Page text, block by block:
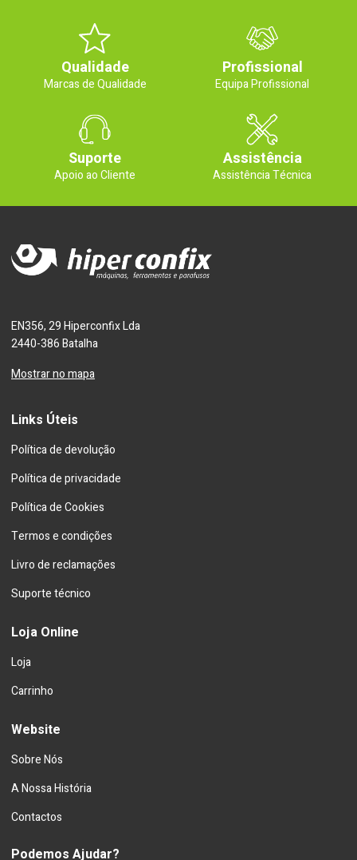
Qualidade
Marcas de Qualidade
Profissional
Equipa Profissional
Suporte
Apoio ao Cliente
Assistência
Assistência Técnica
EN356, 29 Hiperconfix Lda
2440-386 Batalha
Mostrar no mapa
Links Úteis
Política de devolução
Política de privacidade
Política de Cookies
Termos e condições
Livro de reclamações
Suporte técnico
Loja Online
Loja
Carrinho
Website
Sobre Nós
A Nossa História
Contactos
Podemos Ajudar?